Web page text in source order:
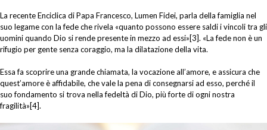
La recente Enciclica di Papa Francesco, Lumen Fidei, parla della famiglia nel
suo legame con la fede che rivela «quanto possono essere saldi i vincoli tra gli
uomini quando Dio si rende presente in mezzo ad essi»[3]. «La fede non è un
rifugio per gente senza coraggio, ma la dilatazione della vita.
Essa fa scoprire una grande chiamata, la vocazione all’amore, e assicura che
quest’amore è affidabile, che vale la pena di consegnarsi ad esso, perché il
suo fondamento si trova nella fedeltà di Dio, più forte di ogni nostra
fragilità»[4].